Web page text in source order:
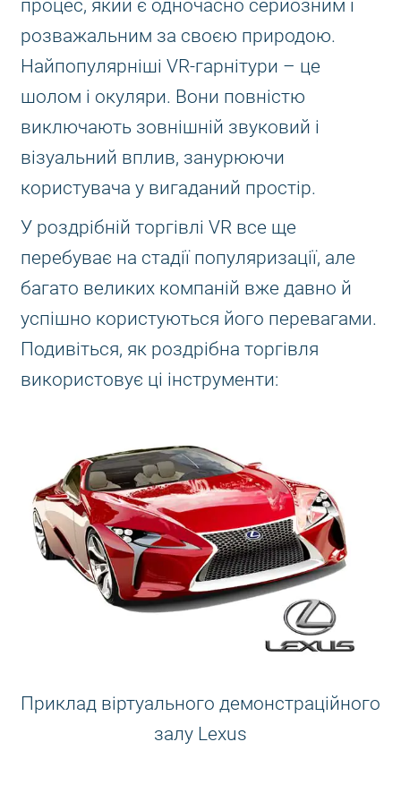
процес, який є одночасно серйозним і
розважальним за своєю природою.
Найпопулярніші VR-гарнітури – це
шолом і окуляри. Вони повністю
виключають зовнішній звуковий і
візуальний вплив, занурюючи
користувача у вигаданий простір.
У роздрібній торгівлі VR все ще
перебуває на стадії популяризації, але
багато великих компаній вже давно й
успішно користуються його перевагами.
Подивіться, як роздрібна торгівля
використовує ці інструменти:
Приклад віртуального демонстраційного
залу Lexus